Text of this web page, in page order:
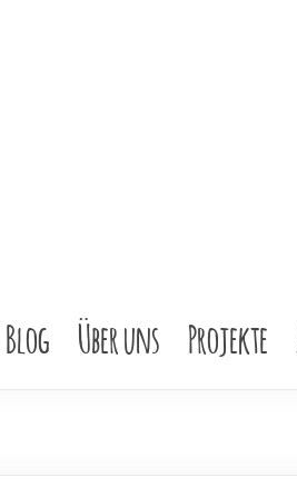
Blog Über uns Projekte